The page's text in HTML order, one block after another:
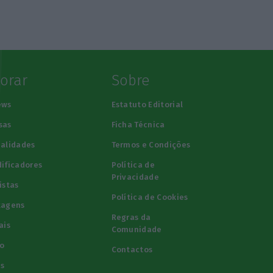
Sobre
Estatuto Editorial
Ficha Técnica
Termos e Condições
Política de
Privacidade
Política de Cookies
Regras da
Comunidade
Contactos